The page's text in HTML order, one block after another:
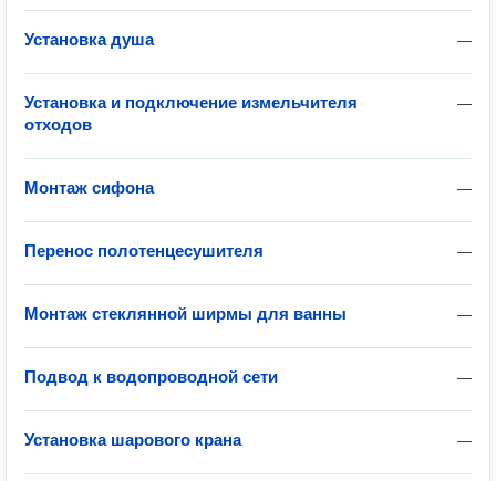
—
Установка душа
—
Установка и подключение измельчителя
отходов
—
Монтаж сифона
—
Перенос полотенцесушителя
—
Монтаж стеклянной ширмы для ванны
—
Подвод к водопроводной сети
—
Установка шарового крана